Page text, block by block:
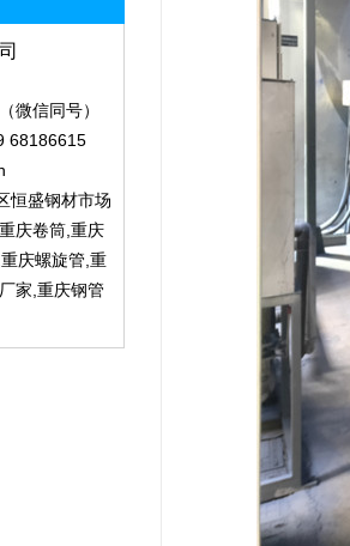
信同号）
68186615
恒盛钢材市场
庆卷筒,重庆
庆螺旋管,重
家,重庆钢管